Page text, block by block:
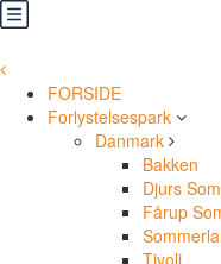
FORSIDE
Forlystelsespark
Danmark
Bakken
Djurs
Fårup
Tivoli